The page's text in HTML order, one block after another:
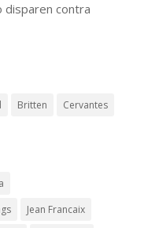
disparen contra
Britten
Cervantes
Jean Francaix